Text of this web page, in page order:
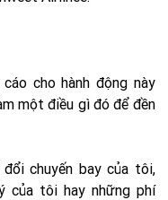
cho hành động này
một điều gì đó để đền
chuyến bay của tôi,
của tôi hay những phí